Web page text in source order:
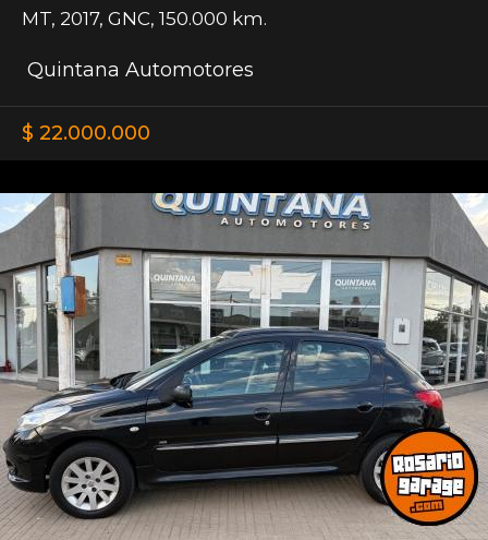
MT, 2017, GNC, 150.000 km.
Quintana Automotores
$ 22.000.000